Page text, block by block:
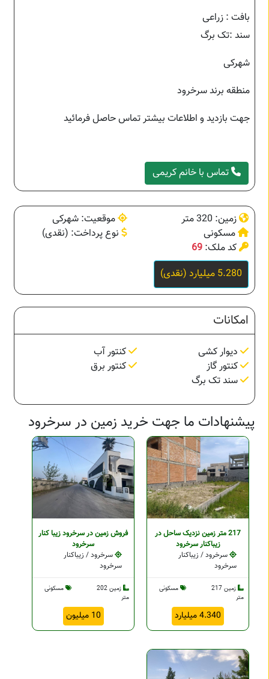
بافت : زراعی
سند :تک برگ
شهرکی
منطقه برند سرخرود
جهت بازدید و اطلاعات بیشتر تماس حاصل فرمائید
تماس با خانم کریمی
زمین: 320 متر
موقعیت: شهرکی
مسکونی
نوع پرداخت: (نقدی)
کد ملک: 69
5.280 میلیارد (نقدی)
امکانات
دیوار کشی
کنتور آب
کنتور گاز
کنتور برق
سند تک برگ
پیشنهادات ما جهت خرید زمین در سرخرود
217 متر زمین نزدیک ساحل در
زیباکنار سرخرود
سرخرود / زیباکنار
سرخرود
زمین 217
متر
مسکونی
4.340 میلیارد
فروش زمین در سرخرود زیبا کنار
سرخرود
سرخرود / زیباکنار
سرخرود
زمین 202
متر
مسکونی
10 میلیون